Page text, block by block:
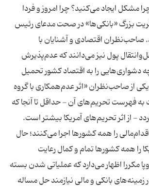
مشکل ایجاد می‌کنید؟ چرا امروز و فردا
بزرگ «بانکی‌ها» در صحت مدعای رئیس
صاحب‌نظران اقتصادی و آشنایان با
پول نیز می‌دانند که عدم‌پذیرش
دشواری‌هایی را به اقتصاد کشور تحمیل
از صاحب‌نظران «اثر عدم‌همکاری با گروه
به فهرست تحریم‌های آن - حداقل تا آنجا که
- از اثر تحریم‌های آمریکا بیشتر است.
را همه کشورها اجرا می‌کنند؛ حال
را همه کشورها تمام و کمال رعایت
مکررا اظهار می‌دارد که عملیاتی شدن بسته
بانکی و مالی نیازمند حل مساله